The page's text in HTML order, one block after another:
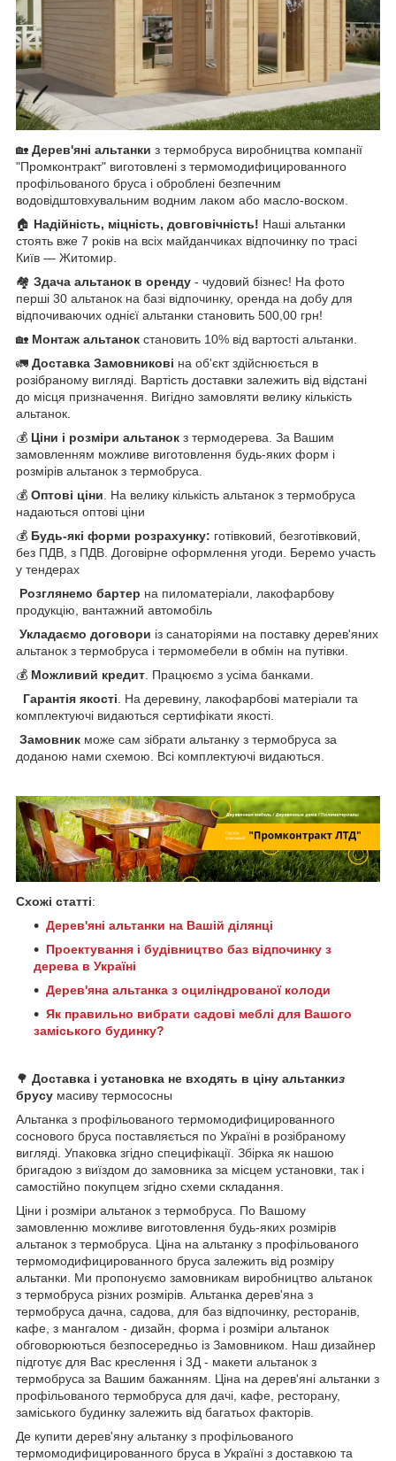
🏡 Дерев'яні альтанки з термобруса виробництва компанії
"Промконтракт" виготовлені з термомодифицированного
профільованого бруса і оброблені безпечним
водовідштовхувальним водним лаком або масло-воском.
🏠 Надійність, міцність, довговічність! Наші альтанки
стоять вже 7 років на всіх майданчиках відпочинку по трасі
Київ ― Житомир.
🏘️ Здача альтанок в оренду - чудовий бізнес! На фото
перші 30 альтанок на базі відпочинку, оренда на добу для
відпочиваючих однієї альтанки становить 500,00 грн!
🏡 Монтаж альтанок становить 10% від вартості альтанки.
🚛 Доставка Замовникові на об'єкт здійснюється в
розібраному вигляді. Вартість доставки залежить від відстані
до місця призначення. Вигідно замовляти велику кількість
альтанок.
💰 Ціни і розміри альтанок з термодерева. За Вашим
замовленням можливе виготовлення будь-яких форм і
розмірів альтанок з термобруса.
💰 Оптові ціни. На велику кількість альтанок з термобруса
надаються оптові ціни
💰 Будь-які форми розрахунку: готівковий, безготівковий,
без ПДВ, з ПДВ. Договірне оформлення угоди. Беремо участь
у тендерах
Розглянемо бартер на пиломатеріали, лакофарбову
продукцію, вантажний автомобіль
Укладаємо договори із санаторіями на поставку дерев'яних
альтанок з термобруса і термомебели в обмін на путівки.
💰 Можливий кредит. Працюємо з усіма банками.
Гарантія якості. На деревину, лакофарбові матеріали та
комплектуючі видаються сертифікати якості.
Замовник може сам зібрати альтанку з термобруса за
доданою нами схемою. Всі комплектуючі видаються.
Схожі статті:
Дерев'яні альтанки на Вашій ділянці
Проектування і будівництво баз відпочинку з
дерева в Україні
Дерев'яна альтанка з оциліндрованої колоди
Як правильно вибрати садові меблі для Вашого
заміського будинку?
🌳 Доставка і установка не входять в ціну альтанкиз
брусу масиву термососны
Альтанка з профільованого термомодифицированного
соснового бруса поставляється по Україні в розібраному
вигляді. Упаковка згідно специфікації. Збірка як нашою
бригадою з виїздом до замовника за місцем установки, так і
самостійно покупцем згідно схеми складання.
Ціни і розміри альтанок з термобруса. По Вашому
замовленню можливе виготовлення будь-яких розмірів
альтанок з термобруса. Ціна на альтанку з профільованого
термомодифицированного бруса залежить від розміру
альтанки. Ми пропонуємо замовникам виробництво альтанок
з термобруса різних розмірів. Альтанка дерев'яна з
термобруса дачна, садова, для баз відпочинку, ресторанів,
кафе, з мангалом - дизайн, форма і розміри альтанок
обговорюються безпосередньо із Замовником. Наш дизайнер
підготує для Вас креслення і 3Д - макети альтанок з
термобруса за Вашим бажанням. Ціна на дерев'яні альтанки з
профільованого термобруса для дачі, кафе, ресторану,
заміського будинку залежить від багатьох факторів.
Де купити дерев'яну альтанку з профільованого
термомодифицированного бруса в Україні з доставкою та